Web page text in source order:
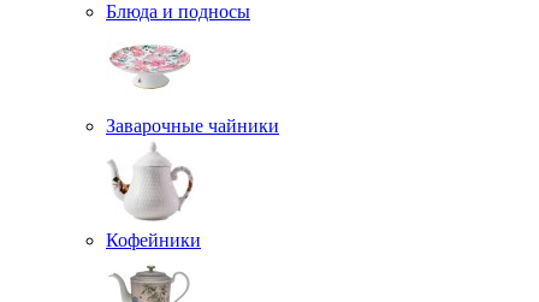
Блюда и подносы
Заварочные чайники
Кофейники